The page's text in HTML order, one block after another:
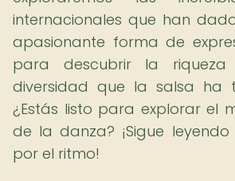
internacionales que han
apasionante forma de
para descubrir la
diversidad que la salsa ha
¿Estás listo para explorar el
de la danza? ¡Sigue
por el ritmo!